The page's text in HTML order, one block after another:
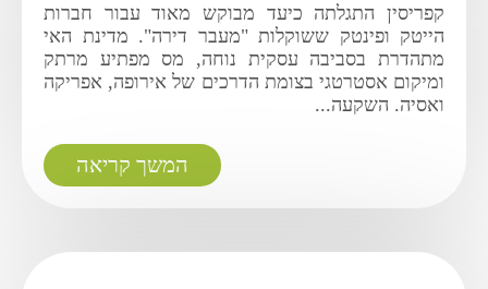
קפריסין התגלתה כיעד מבוקש מאוד עבור חברות
הייטק ופינטק ששוקלות "מעבר דירה". מדינת האי
מתהדרת בסביבה עסקית נוחה, מס מפתיע מרתק
ומיקום אסטרטגי בצומת הדרכים של אירופה, אפריקה
ואסיה. השקעה...
המשך קריאה